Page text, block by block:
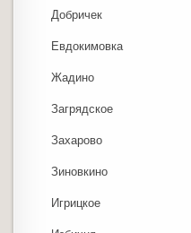
Добричек
Евдокимовка
Жадино
Загрядское
Захарово
Зиновкино
Игрицкое